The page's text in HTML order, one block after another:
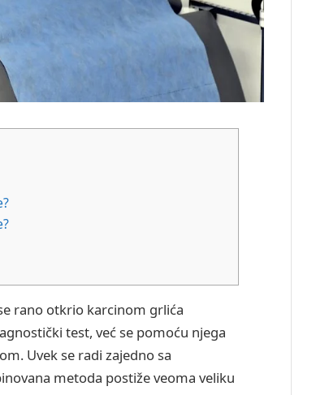
rano otkrio karcinom grlića
test, već se pomoću njega
Uvek se radi zajedno sa
metoda postiže veoma veliku